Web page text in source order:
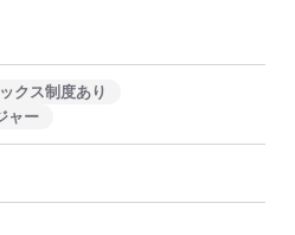
クス制度あり
ャー